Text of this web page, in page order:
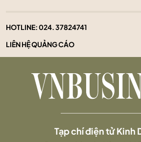
HOTLINE:024. 37824741
LIÊN HỆ QUẢNG CÁO
Tạp chí điện tử Kinh